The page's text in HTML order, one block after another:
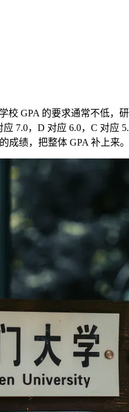
GPA 的要求通常不低，
7.0，D 对应 6.0，C 对
绩，把整体 GPA 补上来。